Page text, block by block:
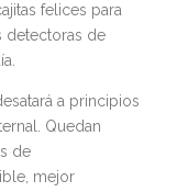
felices para
detectoras de
a principios
Quedan
de
mejor